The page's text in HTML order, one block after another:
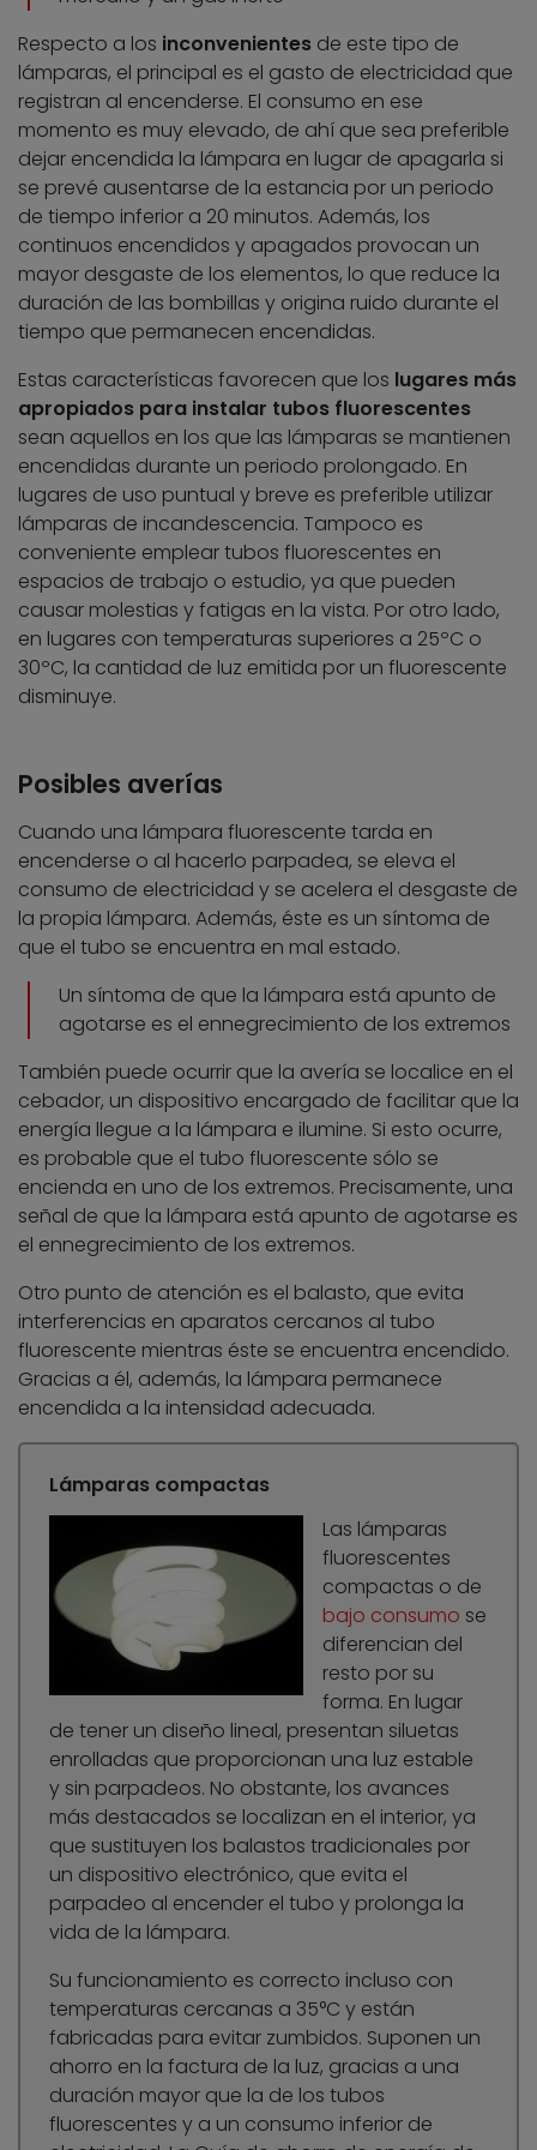
Respecto a los inconvenientes de este tipo de
lámparas, el principal es el gasto de electricidad que
registran al encenderse. El consumo en ese
momento es muy elevado, de ahí que sea preferible
dejar encendida la lámpara en lugar de apagarla si
se prevé ausentarse de la estancia por un periodo
de tiempo inferior a 20 minutos. Además, los
continuos encendidos y apagados provocan un
mayor desgaste de los elementos, lo que reduce la
duración de las bombillas y origina ruido durante el
tiempo que permanecen encendidas.
Estas características favorecen que los lugares más
apropiados para instalar tubos fluorescentes
sean aquellos en los que las lámparas se mantienen
encendidas durante un periodo prolongado. En
lugares de uso puntual y breve es preferible utilizar
lámparas de incandescencia. Tampoco es
conveniente emplear tubos fluorescentes en
espacios de trabajo o estudio, ya que pueden
causar molestias y fatigas en la vista. Por otro lado,
en lugares con temperaturas superiores a 25ºC o
30ºC, la cantidad de luz emitida por un fluorescente
disminuye.
Posibles averías
Cuando una lámpara fluorescente tarda en
encenderse o al hacerlo parpadea, se eleva el
consumo de electricidad y se acelera el desgaste de
la propia lámpara. Además, éste es un síntoma de
que el tubo se encuentra en mal estado.
Un síntoma de que la lámpara está apunto de
agotarse es el ennegrecimiento de los extremos
También puede ocurrir que la avería se localice en el
cebador, un dispositivo encargado de facilitar que la
energía llegue a la lámpara e ilumine. Si esto ocurre,
es probable que el tubo fluorescente sólo se
encienda en uno de los extremos. Precisamente, una
señal de que la lámpara está apunto de agotarse es
el ennegrecimiento de los extremos.
Otro punto de atención es el balasto, que evita
interferencias en aparatos cercanos al tubo
fluorescente mientras éste se encuentra encendido.
Gracias a él, además, la lámpara permanece
encendida a la intensidad adecuada.
Lámparas compactas
Las lámparas
fluorescentes
compactas o de
bajo consumo se
diferencian del
resto por su
forma. En lugar
de tener un diseño lineal, presentan siluetas
enrolladas que proporcionan una luz estable
y sin parpadeos. No obstante, los avances
más destacados se localizan en el interior, ya
que sustituyen los balastos tradicionales por
un dispositivo electrónico, que evita el
parpadeo al encender el tubo y prolonga la
vida de la lámpara.
Su funcionamiento es correcto incluso con
temperaturas cercanas a 35°C y están
fabricadas para evitar zumbidos. Suponen un
ahorro en la factura de la luz, gracias a una
duración mayor que la de los tubos
fluorescentes y a un consumo inferior de